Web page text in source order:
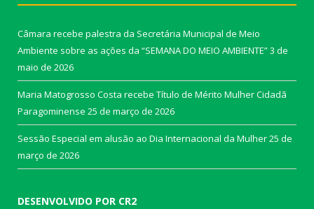
Câmara recebe palestra da Secretária Municipal de Meio
Ambiente sobre as ações da “SEMANA DO MEIO AMBIENTE”3 de
maio de 2026
Maria Matogrosso Costa recebe Título de Mérito Mulher Cidadã
Paragominense 25 de março de 2026
Sessão Especial em alusão ao Dia Internacional da Mulher25 de
março de 2026
DESENVOLVIDO POR CR2